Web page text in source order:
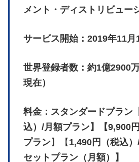
メント・ディストリビュー
サービス開始：2019年11月
世界登録者数：約1億2900
現在）
料金：スタンダードプラン
込）/月額プラン】【9,900
プラン】【 1,490円（税込
セットプラン（月額）】